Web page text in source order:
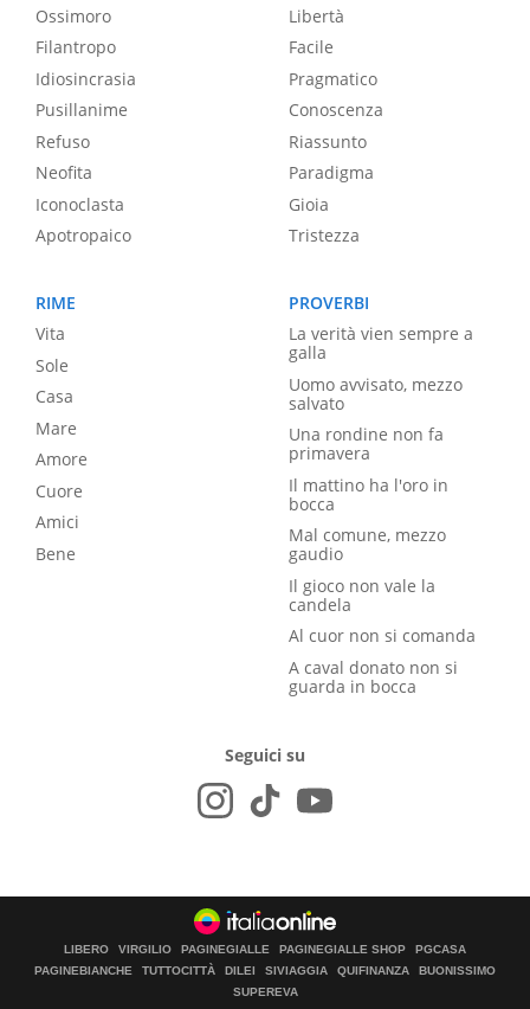
Ossimoro
Filantropo
Idiosincrasia
Pusillanime
Refuso
Neofita
Iconoclasta
Apotropaico
Libertà
Facile
Pragmatico
Conoscenza
Riassunto
Paradigma
Gioia
Tristezza
RIME
Vita
Sole
Casa
Mare
Amore
Cuore
Amici
Bene
PROVERBI
La verità vien sempre a
galla
Uomo avvisato, mezzo
salvato
Una rondine non fa
primavera
Il mattino ha l'oro in
bocca
Mal comune, mezzo
gaudio
Il gioco non vale la
candela
Al cuor non si comanda
A caval donato non si
guarda in bocca
Seguici su
LIBERO VIRGILIO PAGINEGIALLE PAGINEGIALLE SHOP
PGCASA
PAGINEBIANCHE
TUTTOCITTÀ DILEI SIVIAGGIA QUIFINANZA
BUONISSIMO
SUPEREVA